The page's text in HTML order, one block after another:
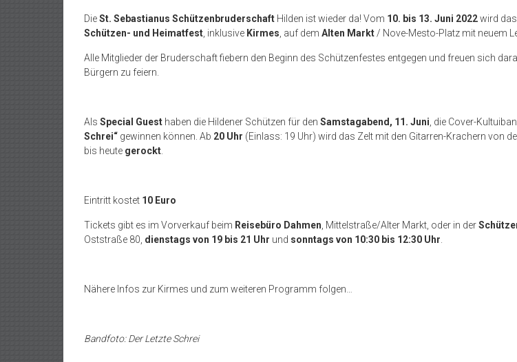
DieSt. Sebastianus Schützenbruderschaft Hilden ist wieder da! Vom 10. bis 13. Juni 2022wird
Schützen- und Heimatfest , inklusive Kirmes , auf dem Alten Markt / Nove-Mesto-Platz mit neuem
Alle Mitglieder der Bruderschaft fiebern den Beginn des Schützenfestes entgegen und freuen sich
Bürgern zu feiern.
Als Special Guest haben die Hildener Schützen für den Samstagabend, 11. Juni , die Cover-
Schrei“ gewinnen können. Ab 20 Uhr (Einlass: 19 Uhr) wird das Zelt mit den Gitarren-Krachern von
bis heute gerockt
Eintritt kostet 10 Euro
Tickets gibt es im Vorverkauf beim Reisebüro Dahmen , Mittelstraße/Alter Markt, oder in der
Oststraße 80, dienstags von 19 bis 21 Uhr und sonntags von 10:30 bis 12:30 Uhr
Nähere Infos zur Kirmes und zum weiteren Programm folgen…
Bandfoto: Der Letzte Schrei